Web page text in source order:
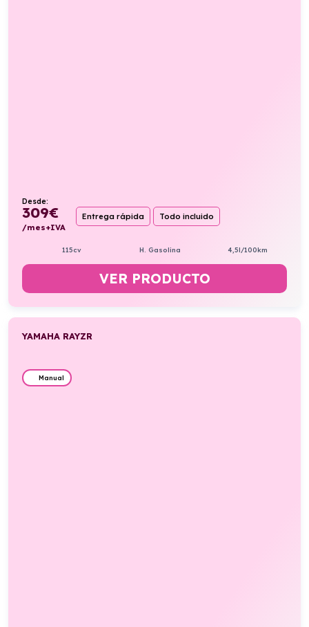
Desde:
309€
/mes+IVA
Entrega rápida Todo incluido
115cv H. Gasolina 4,5l/100km
VER PRODUCTO
YAMAHA RAYZR
Manual